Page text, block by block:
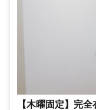
【木曜固定】完